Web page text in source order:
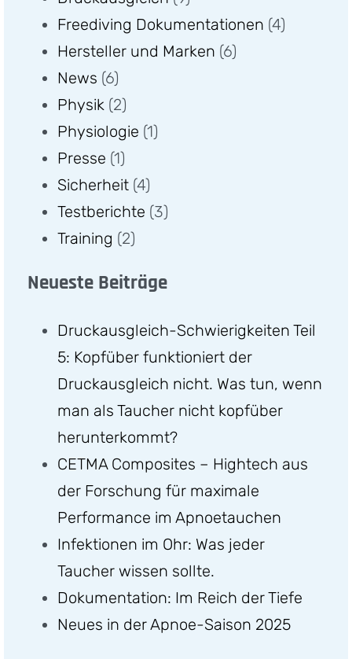
Freediving Dokumentationen (4)
Hersteller und Marken (6)
News (6)
Physik(2)
Physiologie (1)
Presse (1)
Sicherheit(4)
Testberichte (3)
Training (2)
Neueste Beiträge
Druckausgleich-Schwierigkeiten Teil
5: Kopfüber funktioniert der
Druckausgleich nicht. Was tun, wenn
man als Taucher nicht kopfüber
herunterkommt?
CETMA Composites – Hightech aus
der Forschung für maximale
Performance im Apnoetauchen
Infektionen im Ohr: Was jeder
Taucher wissen sollte.
Dokumentation: Im Reich der Tiefe
Neues in der Apnoe-Saison 2025